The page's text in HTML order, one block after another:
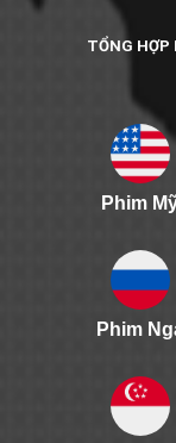
TỔNG HỢP
Phim
Phim